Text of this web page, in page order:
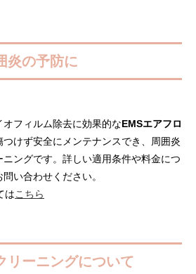
炎の予防に
フィルム除去に効果的なEMSエアフロ
けず安全にメンテナンスでき、周囲炎
ングです。詳しい適用条件や料金につ
い合わせください。
はこちら
リーニングについて